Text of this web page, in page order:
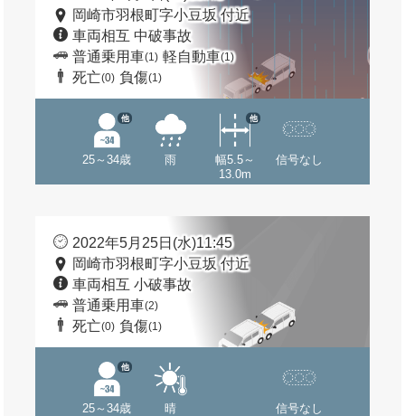
岡崎市羽根町字小豆坂 付近
車両相互 中破事故
普通乗用車(1) 軽自動車(1)
死亡(0) 負傷(1)
25～34歳
他
雨
幅5.5～
13.0m
他
信号なし
2022年5月25日(水)11:45
岡崎市羽根町字小豆坂 付近
車両相互 小破事故
普通乗用車(2)
死亡(0) 負傷(1)
25～34歳
他
晴 信号なし